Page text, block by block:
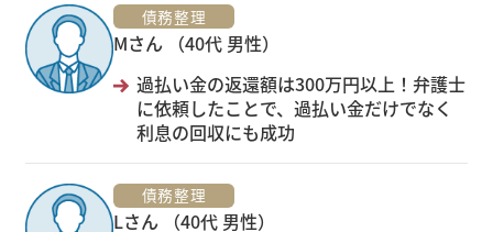
債務整理
Mさん （40代 男性）
過払い金の返還額は300万円以上！弁護士
に依頼したことで、過払い金だけでなく
利息の回収にも成功
債務整理
Lさん （40代 男性）